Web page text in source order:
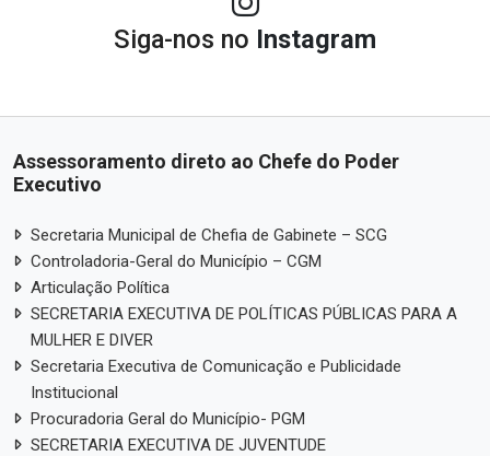
Siga-nos no Instagram
Assessoramento direto ao Chefe do Poder
Executivo
Secretaria Municipal de Chefia de Gabinete – SCG
Controladoria-Geral do Município – CGM
Articulação Política
SECRETARIA EXECUTIVA DE POLÍTICAS PÚBLICAS PARA A
MULHER E DIVER
Secretaria Executiva de Comunicação e Publicidade
Institucional
Procuradoria Geral do Município- PGM
SECRETARIA EXECUTIVA DE JUVENTUDE